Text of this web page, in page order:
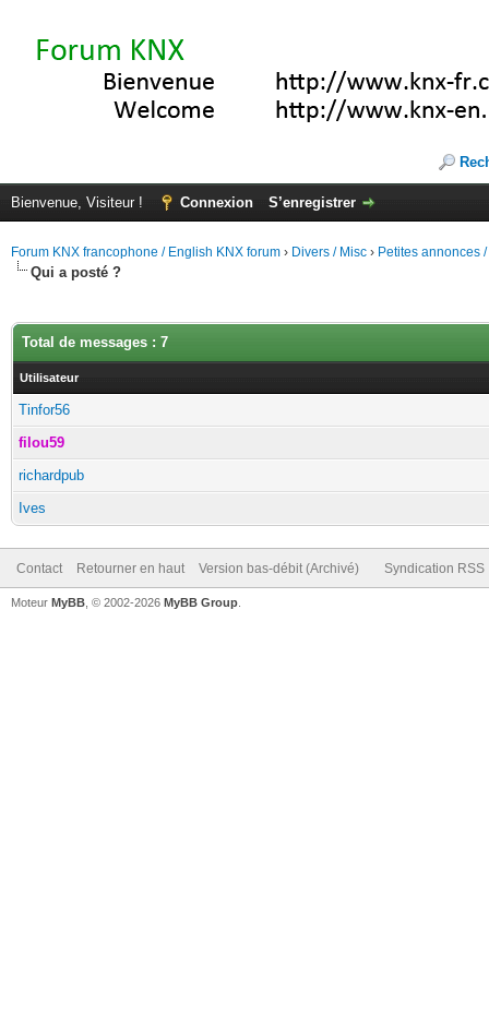
Bienvenue, Visiteur ! Connexion S’enregistrer
Forum KNX francophone / English KNX forum › Divers / Misc › Petites annonces
Qui a posté ?
Total de messages : 7
Utilisateur
Tinfor56
filou59
richardpub
Ives
Contact Retourner en haut Version bas-débit (Archivé) Syndication RSS
Moteur MyBB , © 2002-2026 MyBB Group